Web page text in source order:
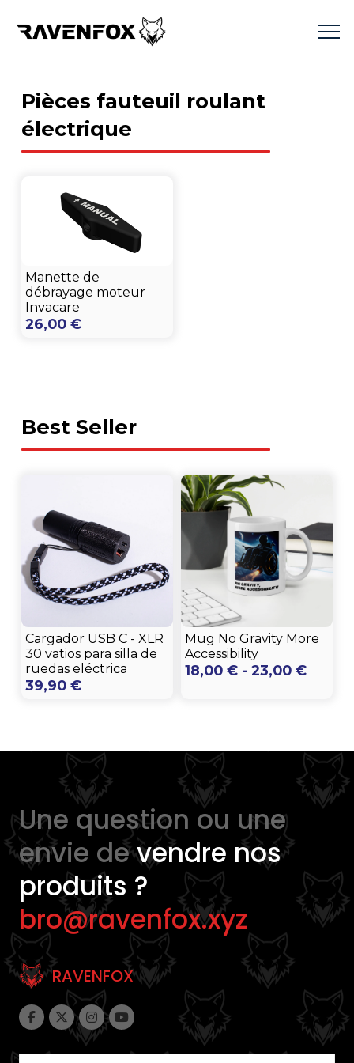
Pièces fauteuil roulant
électrique
Manette de
débrayage moteur
Invacare
26,00 €
Best Seller
Cargador USB C - XLR
30 vatios para silla de
ruedas eléctrica
39,90 €
Mug No Gravity More
Accessibility
18,00 € - 23,00 €Rango
hasta
23,00
Une question ou une
envie devendre nos
produits ?
bro@ravenfox.xyz
RAVENFOX